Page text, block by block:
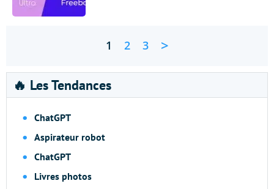
1 2 3 >
🔥 Les Tendances
ChatGPT
Aspirateur robot
ChatGPT
Livres photos